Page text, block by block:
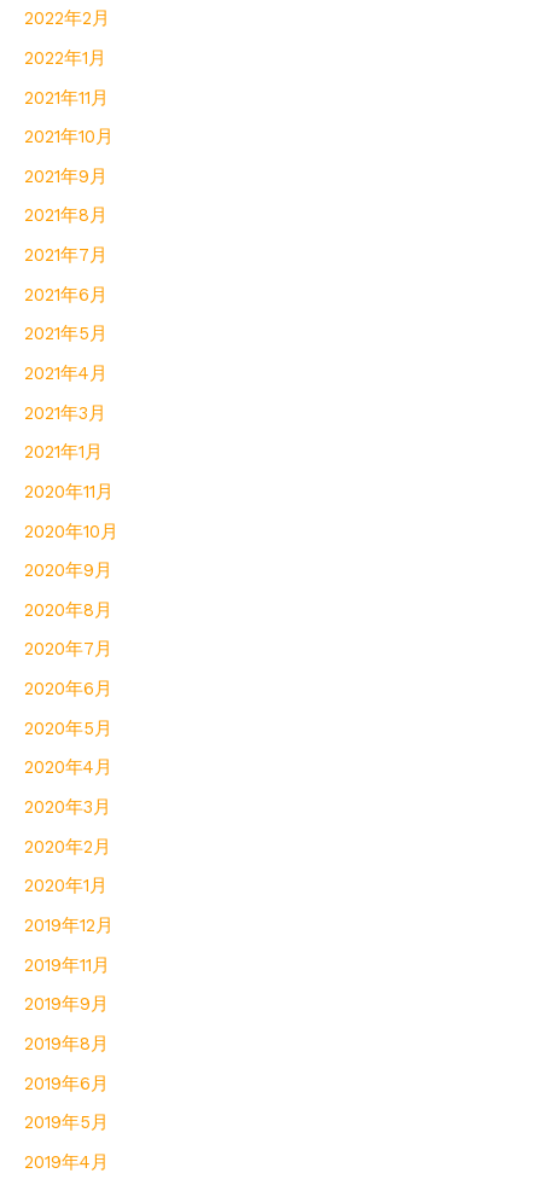
2022年2月
2022年1月
2021年11月
2021年10月
2021年9月
2021年8月
2021年7月
2021年6月
2021年5月
2021年4月
2021年3月
2021年1月
2020年11月
2020年10月
2020年9月
2020年8月
2020年7月
2020年6月
2020年5月
2020年4月
2020年3月
2020年2月
2020年1月
2019年12月
2019年11月
2019年9月
2019年8月
2019年6月
2019年5月
2019年4月